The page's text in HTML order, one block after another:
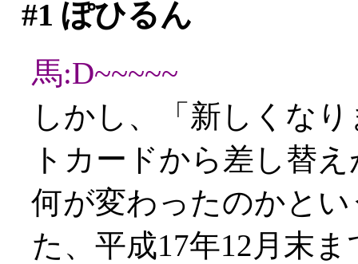
#1 ぽひるん
馬:D~~~~~
しかし、「新しくな
トカードから差し替
何が変わったのかと
た、平成17年12月末ま